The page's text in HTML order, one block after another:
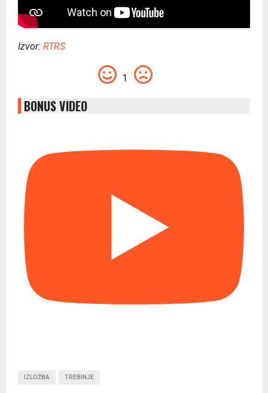
Izvor: RTRS
1
BONUS VIDEO
IZLOŽBA TREBINJE